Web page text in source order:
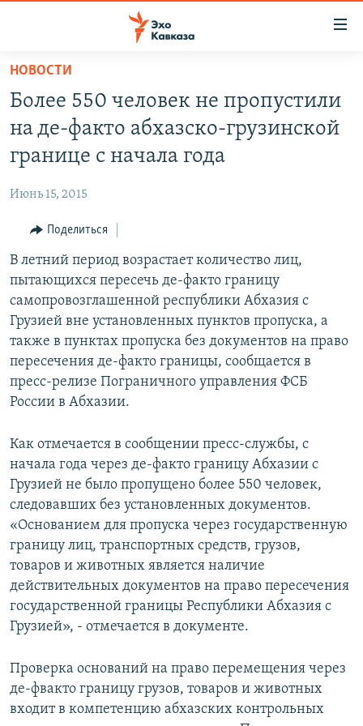
Вернуться
основному
содержанию
главной
Вернутся
поиску
ТБИЛИСИ
ВЕСЬ КАВКАЗ
СЕВЕРНЫЙ КАВКАЗ
АРМЕНИЯ
АЗЕРБАЙДЖАН
ТЕМЫ
ПОЛИТИКА
ЭКОНОМИКА
ОБЩЕСТВО
КУЛЬТУРА
СПОРТ
МИР
РУБРИКИ
НЕКРУГЛЫЙ СТОЛ
ГОСТЬ НЕДЕЛИ
ПОЗИЦИЯ
БЛОГИ
ГОЛОСА
МУЛЬТИМЕДИА
ВИДЕО
ФОТО
АУДИО
ПОДКАСТЫ
АРХИВ РАДИОПРОГРАММЫ
ПРИСОЕДИНЯЙТЕСЬ!
Все сайты РСЕ/РС
НОВОСТИ
Более 550 человек не пропустили
на де-факто абхазско-грузинской
границе с начала года
Июнь 15, 2015
Поделиться
В летний период возрастает количество лиц,
пытающихся пересечь де-факто границу
самопровозглашенной республики Абхазия с
Грузией вне установленных пунктов пропуска, а
также в пунктах пропуска без документов на право
пересечения де-факто границы, сообщается в
пресс-релизе Пограничного управления ФСБ
России в Абхазии.
Как отмечается в сообщении пресс-службы, с
начала года через де-факто границу Абхазии с
Грузией не было пропущено более 550 человек,
следовавших без установленных документов.
«Основанием для пропуска через государственную
границу лиц, транспортных средств, грузов,
товаров и животных является наличие
действительных документов на право пересечения
государственной границы Республики Абхазия с
Грузией», - отмечается в документе.
Проверка оснований на право перемещения через
де-фвакто границу грузов, товаров и животных
входит в компетенцию абхазских контрольных